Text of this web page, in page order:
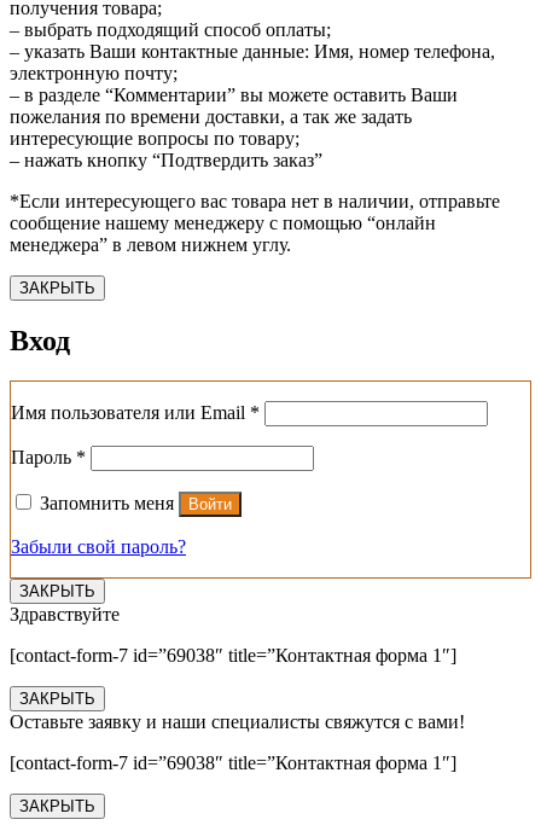
получения товара;
– выбрать подходящий способ оплаты;
– указать Ваши контактные данные: Имя, номер телефона,
электронную почту;
– в разделе “Комментарии” вы можете оставить Ваши
пожелания по времени доставки, а так же задать
интересующие вопросы по товару;
– нажать кнопку “Подтвердить заказ”
*Если интересующего вас товара нет в наличии, отправьте
сообщение нашему менеджеру с помощью “онлайн
менеджера” в левом нижнем углу.
ЗАКРЫТЬ
Вход
Имя пользователя или Email *
Пароль *
Запомнить меня Войти
Забыли свой пароль?
ЗАКРЫТЬ
Здравствуйте
[contact-form-7 id=”69038″ title=”Контактная форма 1″]
ЗАКРЫТЬ
Оставьте заявку и наши специалисты свяжутся с вами!
[contact-form-7 id=”69038″ title=”Контактная форма 1″]
ЗАКРЫТЬ